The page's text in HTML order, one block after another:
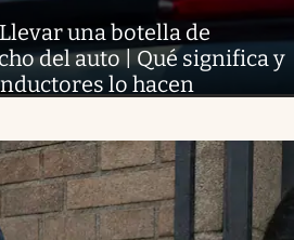
Llevar una botella de
del auto | Qué significa y
lo hacen